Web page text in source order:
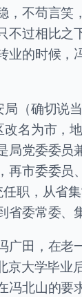
，不苟言笑
不过相比之
业的时候，
（确切说
改名为市，
局党委委员
再市委委员
职，从省
省委常委、
广田，在老
京大学毕业
冯北山的要